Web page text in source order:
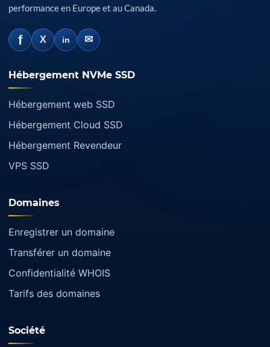
performance en Europe et au Canada.
f X in ✉
Hébergement NVMe SSD
Hébergement web SSD
Hébergement Cloud SSD
Hébergement Revendeur
VPS SSD
Domaines
Enregistrer un domaine
Transférer un domaine
Confidentialité WHOIS
Tarifs des domaines
Société